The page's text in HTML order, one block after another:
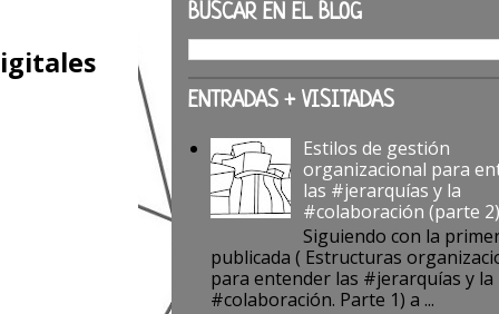
BUSCAR EN EL BLOG
ENTRADAS + VISITADAS
Estilos de gestión
organizacional para
las #jerarquías y la
#colaboración (parte
Siguiendo con la
publicada ( Estructuras
para entender las #jerarquías y la
#colaboración. Parte 1) a ...